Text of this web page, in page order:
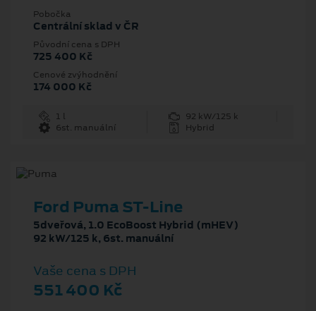
Pobočka
Centrální sklad v ČR
Původní cena s DPH
725 400 Kč
Cenové zvýhodnění
174 000 Kč
1 l
92 kW/125 k
6st. manuální
Hybrid
Ford Puma ST-Line
5dveřová, 1.0 EcoBoost Hybrid (mHEV)
92 kW/125 k, 6st. manuální
Vaše cena s DPH
551 400 Kč